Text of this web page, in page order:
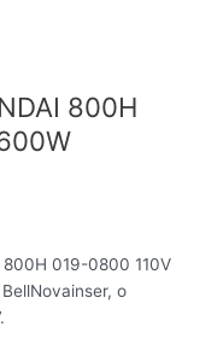
800H
800H 019-0800 110V
o